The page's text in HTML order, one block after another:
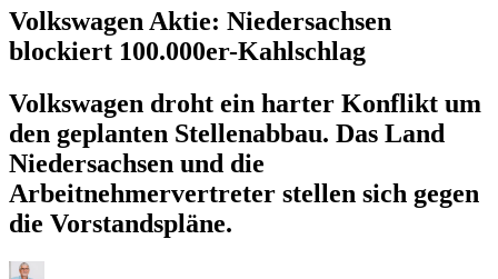
Volkswagen Aktie: Niedersachsen
blockiert 100.000er-Kahlschlag
Volkswagen droht ein harter Konflikt um
den geplanten Stellenabbau. Das Land
Niedersachsen und die
Arbeitnehmervertreter stellen sich gegen
die Vorstandspläne.